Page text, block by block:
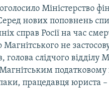
Міністерство
нових поповнень
справ Росії на час
не
слідчого відділу
податковому
працедавця юриста